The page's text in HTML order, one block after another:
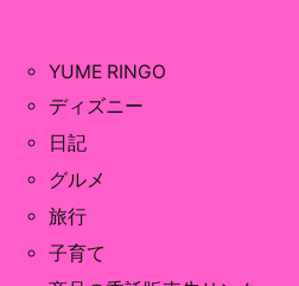
YUME RINGO
ディズニー
日記
グルメ
旅行
子育て